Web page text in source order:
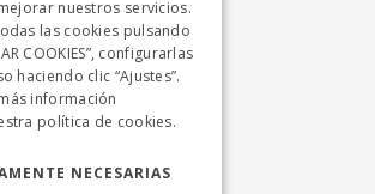
S.A.
el Lanchar, naves 1 y 2
nuestros servicios.
las cookies pulsando
COOKIES”, configurarlas
haciendo clic “Ajustes”.
información
política de cookies.
NECESARIAS